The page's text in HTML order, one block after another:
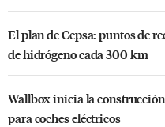
El plan de Cepsa: puntos de
de hidrógeno cada 300 km
Wallbox inicia la
para coches eléctricos